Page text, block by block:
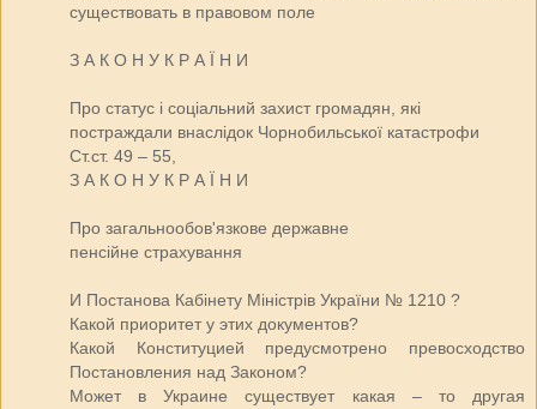
существовать в правовом поле
З А К О Н У К Р А Ї Н И
Про статус і соціальний захист громадян, які
постраждали внаслідок Чорнобильської катастрофи
Ст.ст. 49 – 55,
З А К О Н У К Р А Ї Н И
Про загальнообов'язкове державне
пенсійне страхування
И Постанова Кабінету Міністрів України № 1210 ?
Какой приоритет у этих документов?
Какой Конституцией предусмотрено превосходство
Постановления над Законом?
Может в Украине существует какая – то другая